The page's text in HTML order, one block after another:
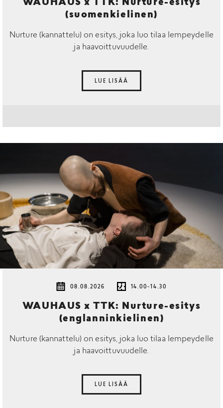
WAUHAUS x TTK: Nurture-esitys
(suomenkielinen)
Nurture (kannattelu) on esitys, joka luo tilaa lempeydelle
ja haavoittuvuudelle.
LUE LISÄÄ
08.08.2026 14.00-14.30
WAUHAUS x TTK: Nurture-esitys
(englanninkielinen)
Nurture (kannattelu) on esitys, joka luo tilaa lempeydelle
ja haavoittuvuudelle.
LUE LISÄÄ